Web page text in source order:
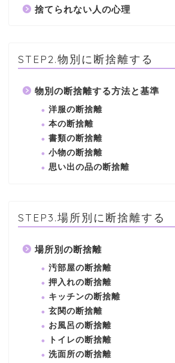
捨てられない人の心理
STEP2.物別に断捨離する
物別の断捨離する方法と基準
洋服の断捨離
本の断捨離
書類の断捨離
小物の断捨離
思い出の品の断捨離
STEP3.場所別に断捨離する
場所別の断捨離
汚部屋の断捨離
押入れの断捨離
キッチンの断捨離
玄関の断捨離
お風呂の断捨離
トイレの断捨離
洗面所の断捨離